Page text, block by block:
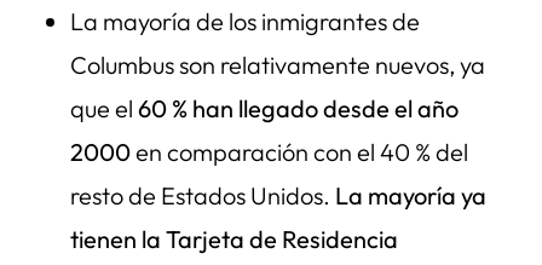
La mayoría de los inmigrantes de
Columbus son relativamente nuevos, ya
que el 60 % han llegado desde el año
2000en comparación con el 40 % del
resto de Estados Unidos. La mayoría ya
tienen la Tarjeta de Residencia